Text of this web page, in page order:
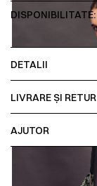
DISPONIBILITATE:
DETALII
LIVRARE ȘI RETUR
AJUTOR